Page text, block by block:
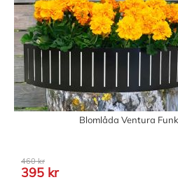
Blomlåda Ventura
460 kr
395 kr